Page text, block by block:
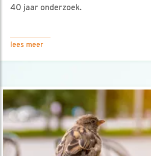
40 jaar onderzoek.
lees meer